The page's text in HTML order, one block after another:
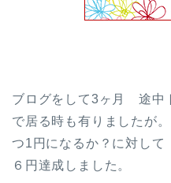
ブログをして3ヶ月 途中
で居る時も有りましたが
つ1円になるか？に対し
６円達成しました。